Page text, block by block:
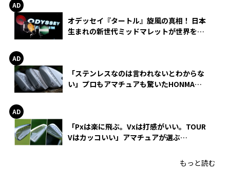
オデッセイ『タートル』旋風の真相！ 日本
生まれの新世代ミッドマレットが世界を席
「ステンレスなのは言われないとわからな
い」プロもアマチュアも驚いたHONMA
「Pxは楽に飛ぶ。Vxは打感がいい。TOUR
Vはカッコいい」アマチュアが選ぶ
もっと読む